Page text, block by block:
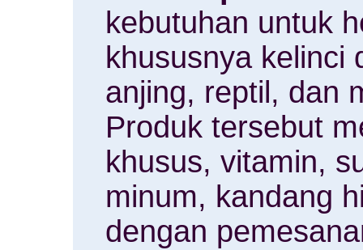
kebutuhan untuk
khususnya kelinci
anjing, reptil, dan
Produk tersebut
khusus, vitamin,
minum, kandang
dengan